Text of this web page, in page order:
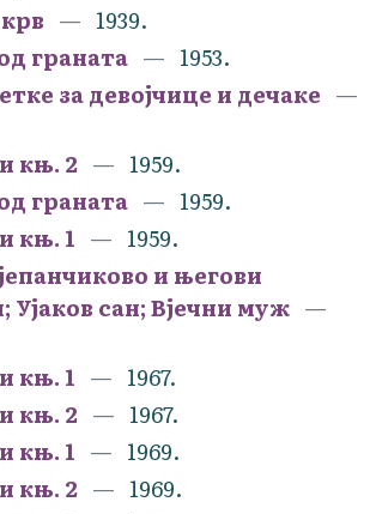
1939.
граната
1953.
за девојчице и дечаке
књ. 2
1959.
граната
1959.
књ. 1
1959.
и његови
сан; Вјечни муж
књ. 1
1967.
књ. 2
1967.
књ. 1
1969.
књ. 2
1969.